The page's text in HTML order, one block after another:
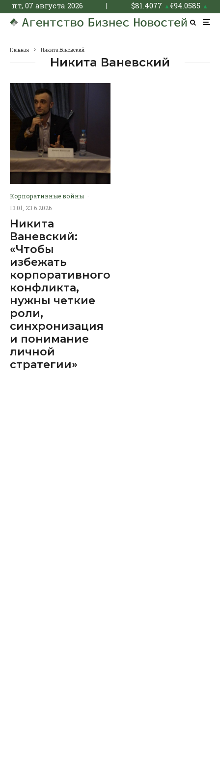
пт, 07 августа 2026 | $81.4077 ▲€94.0585 ▲
Главная Никита Ваневский
Никита Ваневский
Корпоративные войны ·
13:01, 23.6.2026
Никита
Ваневский:
«Чтобы
избежать
корпоративного
конфликта,
нужны четкие
роли,
синхронизация
и понимание
личной
стратегии»